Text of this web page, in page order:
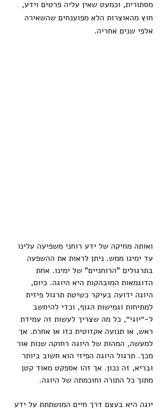
מסתורית, וכמעט שאין עליה פרטים וידע,
חוץ מהאוצרות הלא מפוענחים שהשאירה
אלפי שנים אחריה.
ואותה מחיקה של ידע רוחני משפיעה עלינו
עד ימינו ממש. ניתן לראות את ההשפעה
בתרגולים "הרוחניים" של ימינו. אחת
הדוגמאות המובהקות היא היוגה. כיום,
היוגה ידועה בעיקר כשיטת תרגול פיזית
למתיחות וגמישות הגוף, וכדי להיחשב
ל-״יוגי״, כל מה שצריך לעשות זה עמידת
ראש, או תנועה אקזוטית כזו או אחרת. אך
למעשה, המהות של היוגה רחוקה שנות אור
מכך. תרגול היוגה הפיזי הוא חשוב ביותר
ובריא, זה נכון. אך זהו אספקט מאוד קטן
מתוך כל התורה וחוכמתה של היוגה.
יוגה היא בעצם דרך חיים המושתתת על ידע